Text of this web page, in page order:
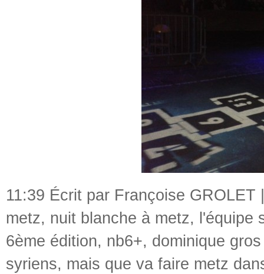
11:39 Écrit par Françoise GROLET
metz, nuit blanche à metz, l'équipe
6ème édition, nb6+, dominique
syriens, mais que va faire metz